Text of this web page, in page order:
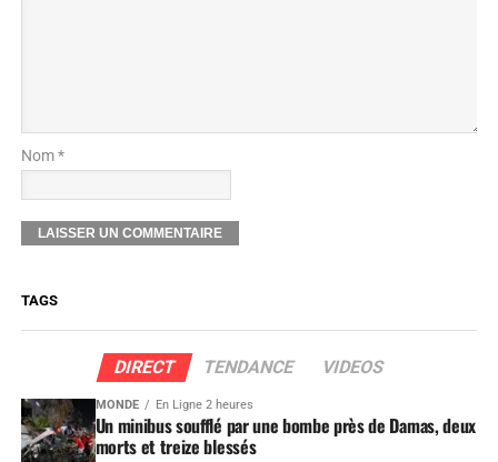
Nom *
TAGS
DIRECT TENDANCE VIDEOS
MONDE En Ligne 2 heures
Un minibus soufflé par une bombe près de Damas, deux
morts et treize blessés